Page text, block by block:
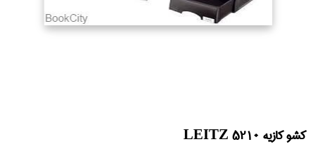
كشو كازيه LEITZ 5210